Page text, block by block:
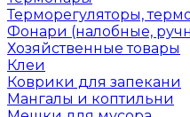
Терморегуляторы,
Фонари (налобные,
Хозяйственные товары
Клеи
Коврики для запекани
Мангалы и коптильни